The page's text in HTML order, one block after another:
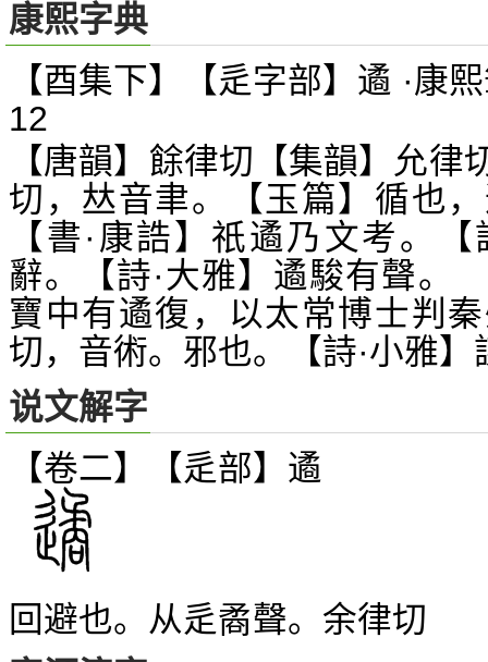
康熙字典
【酉集下】【辵字部】遹 ·康
12
【唐韻】餘律切【集韻】允
切， 𠀤音聿。【玉篇】循也
【書·康誥】祇遹乃文考。
辭。【詩·大雅】遹駿有聲。
寶中有遹復，以太常博士判
切，音術。邪也。【詩·小雅】
说文解字
【卷二】【辵部】 遹
回避也。从辵矞聲。余律切